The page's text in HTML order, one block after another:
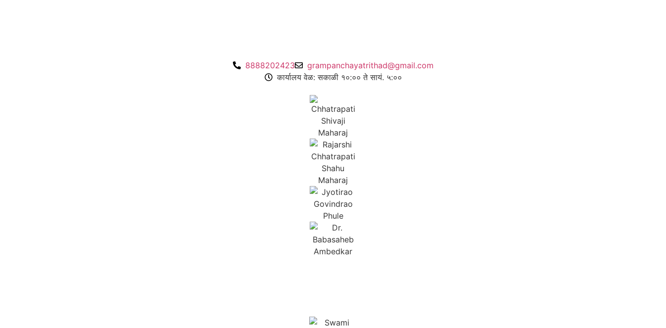
8888202423
grampanchayatrithad@gmail.com
कार्यालय वेळ: सकाळी १०:०० ते सायं. ५:००